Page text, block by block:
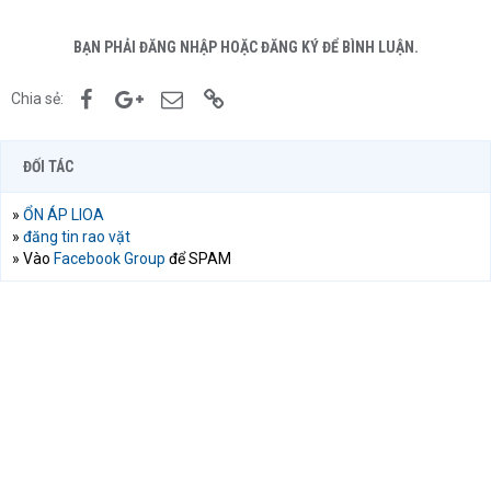
BẠN PHẢI ĐĂNG NHẬP HOẶC ĐĂNG KÝ ĐỂ BÌNH LUẬN.
Chia sẻ: FacebookGoogle+Email
ĐỐI TÁC
» ỔN ÁP LIOA
» đăng tin rao vặt
» Vào Facebook Group để SPAM